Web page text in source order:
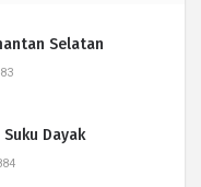
Selatan
Dayak